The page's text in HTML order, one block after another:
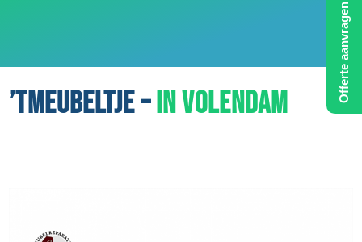
’TMEUBELTJE –IN VOLENDAM
Offerte aanvragen